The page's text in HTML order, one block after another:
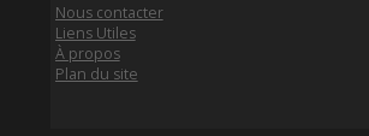
Nous contacter
Liens Utiles
À propos
Plan du site